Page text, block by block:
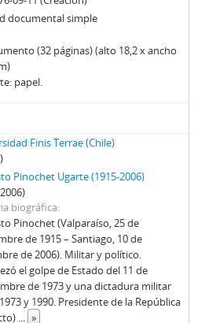
documental simple
(32 páginas) (alto 18,2 x ancho
papel.
Finis Terrae (Chile)
Pinochet Ugarte (1915-2006)
biográfica
Pinochet (Valparaíso, 25 de
de 1915 – Santiago, 10 de
de 2006). Militar y político.
el golpe de Estado del 11 de
de 1973 y una dictadura militar
y 1990. Presidente de la República
... »